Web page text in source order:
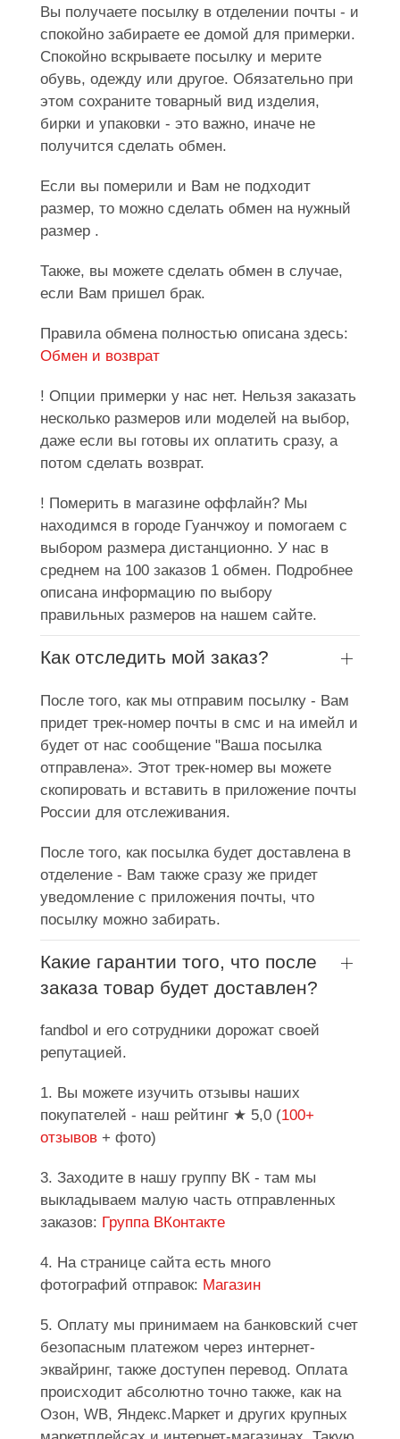
Вы получаете посылку в отделении почты - и
спокойно забираете ее домой для примерки.
Спокойно вскрываете посылку и мерите
обувь, одежду или другое. Обязательно при
этом сохраните товарный вид изделия,
бирки и упаковки - это важно, иначе не
получится сделать обмен.
Если вы померили и Вам не подходит
размер, то можно сделать обмен на нужный
размер .
Также, вы можете сделать обмен в случае,
если Вам пришел брак.
Правила обмена полностью описана здесь:
Обмен и возврат
! Опции примерки у нас нет. Нельзя заказать
несколько размеров или моделей на выбор,
даже если вы готовы их оплатить сразу, а
потом сделать возврат.
! Померить в магазине оффлайн? Мы
находимся в городе Гуанчжоу и помогаем с
выбором размера дистанционно. У нас в
среднем на 100 заказов 1 обмен. Подробнее
описана информацию по выбору
правильных размеров на нашем сайте.
Как отследить мой заказ?
После того, как мы отправим посылку - Вам
придет трек-номер почты в смс и на имейл и
будет от нас сообщение "Ваша посылка
отправлена». Этот трек-номер вы можете
скопировать и вставить в приложение почты
России для отслеживания.
После того, как посылка будет доставлена в
отделение - Вам также сразу же придет
уведомление с приложения почты, что
посылку можно забирать.
Какие гарантии того, что после
заказа товар будет доставлен?
fandbol и его сотрудники дорожат своей
репутацией.
1. Вы можете изучить отзывы наших
покупателей - наш рейтинг ★ 5,0 (100+
отзывов + фото)
3. Заходите в нашу группу ВК - там мы
выкладываем малую часть отправленных
заказов: Группа ВКонтакте
4. На странице сайта есть много
фотографий отправок: Магазин
5. Оплату мы принимаем на банковский счет
безопасным платежом через интернет-
эквайринг, также доступен перевод. Оплата
происходит абсолютно точно также, как на
Озон, WB, Яндекс.Маркет и других крупных